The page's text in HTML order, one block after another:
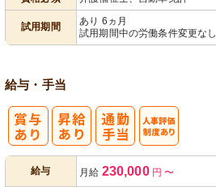
試用期間
あり 6ヵ月
試用期間中の労働条件変更なし
給与・手当
給与 月給 230,000円〜